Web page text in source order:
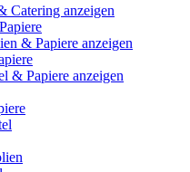
Catering anzeigen
& Papiere anzeigen
& Papiere anzeigen